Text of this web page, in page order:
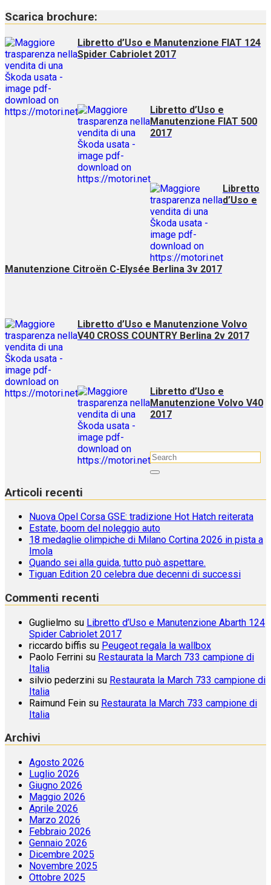
Scarica brochure:
Libretto d’Uso e Manutenzione FIAT 124
Spider Cabriolet 2017
Libretto d’Uso e
Manutenzione FIAT 500
2017
Libretto
d’Uso e
Manutenzione Citroën C-Elysée Berlina 3v 2017
Libretto d’Uso e Manutenzione Volvo
V40 CROSS COUNTRY Berlina 2v 2017
Libretto d’Uso e
Manutenzione Volvo V40
2017
Articoli recenti
Nuova Opel Corsa GSE: tradizione Hot Hatch reiterata
Estate, boom del noleggio auto
18 medaglie olimpiche di Milano Cortina 2026 in pista a
Imola
Quando sei alla guida, tutto può aspettare.
Tiguan Edition 20 celebra due decenni di successi
Commenti recenti
Guglielmo su Libretto d’Uso e Manutenzione Abarth 124
Spider Cabriolet 2017
riccardo biffis su Peugeot regala la wallbox
Paolo Ferrini su Restaurata la March 733 campione di
Italia
silvio pederzini su Restaurata la March 733 campione di
Italia
Raimund Fein su Restaurata la March 733 campione di
Italia
Archivi
Agosto 2026
Luglio 2026
Giugno 2026
Maggio 2026
Aprile 2026
Marzo 2026
Febbraio 2026
Gennaio 2026
Dicembre 2025
Novembre 2025
Ottobre 2025